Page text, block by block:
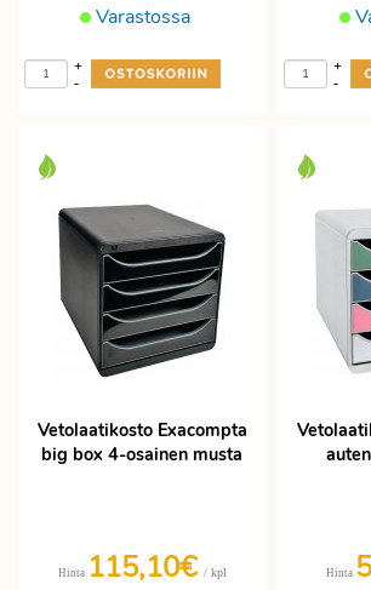
Varastossa
-
+
-
+
Vetolaatikosto Exacompta
big box 4-osainen musta
Hinta 115,10€ / kpl Hinta